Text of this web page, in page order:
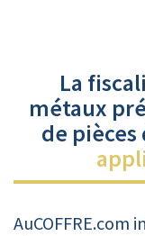
La
métaux
de
AuCOFFRE.com